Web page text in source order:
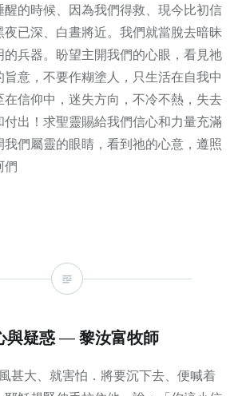
的時候、因為我們得救、現今比初信
夜已深、白晝將近。我們就當脫去暗昧
的兵器。盼望主開我們的心眼，看見祂
旨意，不要作糊塗人，只生活在自我中
信仰中，迷失方向，不冷不熱，失去
付出！求聖靈賜給我們信心和力量充滿
們屬靈的眼睛，看到祂的心意，遵照
們
與疑惑 — 黎汝富牧師
甚大、就害怕．將要沉下去、便喊着